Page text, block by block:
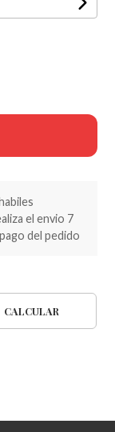
el envio 7
del pedido
CALCULAR